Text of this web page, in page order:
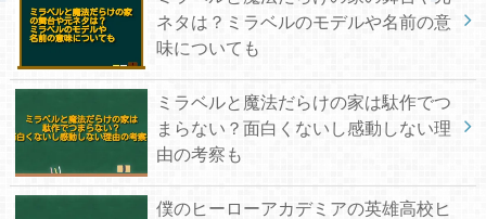
ネタは？ミラベルのモデルや名前の意
味についても
ミラベルと魔法だらけの家は駄作でつ
まらない？面白くないし感動しない理
由の考察も
僕のヒーローアカデミアの英雄高校ヒ